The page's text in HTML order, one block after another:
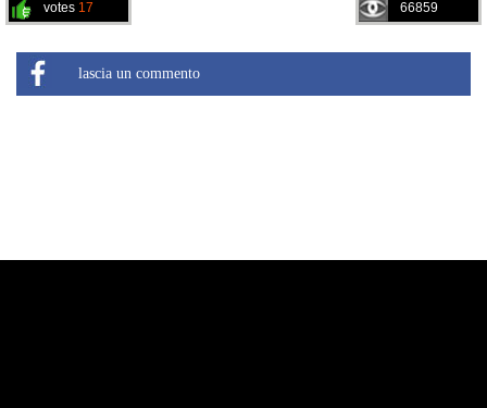
66859
votes 17
lascia un commento